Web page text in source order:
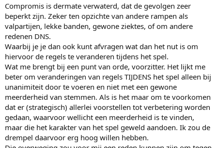
Compromis is dermate verwaterd, dat de gevolgen zeer
beperkt zijn. Zeker ten opzichte van andere rampen als
valpartijen, lekke banden, gewone ziektes, of om andere
redenen DNS.
Waarbij je je dan ook kunt afvragen wat dan het nut is om
hiervoor de regels te veranderen tijdens het spel.
Wat me brengt bij een punt van orde, voorzitter. Het lijkt me
beter om veranderingen van regels TIJDENS het spel alleen bij
unanimiteit door te voeren en niet met een gewone
meerderheid van stemmen. Als is het maar om te voorkomen
dat er (strategisch) allerlei voorstellen tot verbetering worden
gedaan, waarvoor wellicht een meerderheid is te vinden,
maar die het karakter van het spel geweld aandoen. Ik zou de
drempel daarvoor erg hoog willen hebben.